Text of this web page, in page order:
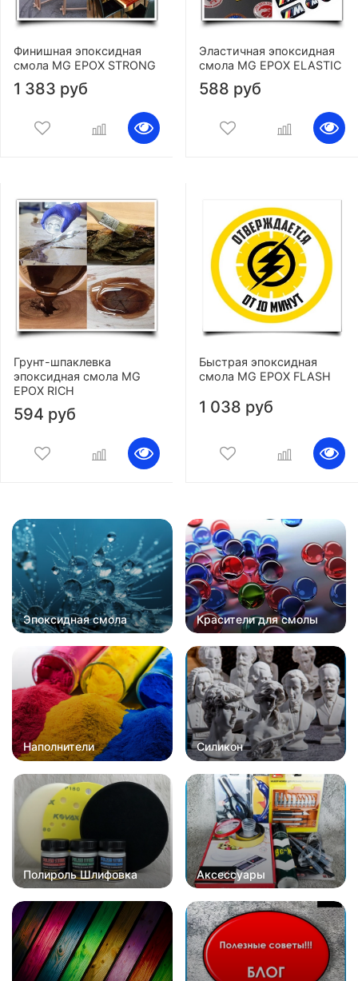
Финишная эпоксидная
смола MG EPOX STRONG
1 383 руб
Эластичная эпоксидная
смола MG EPOX ELASTIC
588 руб
Грунт-шпаклевка
эпоксидная смола MG
EPOX RICH
594 руб
Быстрая эпоксидная
смола MG EPOX FLASH
1 038 руб
Эпоксидная смола Красители для смолы
Наполнители Силикон
Полироль Шлифовка Аксессуары